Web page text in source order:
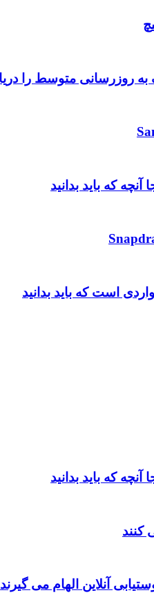
است که باید بدانید
آنلاین الهام می گیرند